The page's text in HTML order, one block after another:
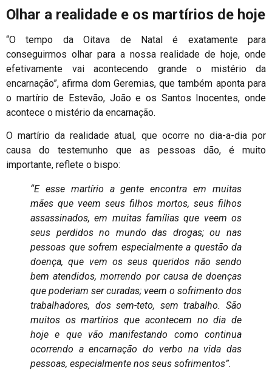
Olhar a realidade e os martírios de hoje
“O tempo da Oitava de Natal é exatamente para
conseguirmos olhar para a nossa realidade de hoje, onde
efetivamente vai acontecendo grande o mistério da
encarnação”, afirma dom Geremias, que também aponta para
o martírio de Estevão, João e os Santos Inocentes, onde
acontece o mistério da encarnação.
O martírio da realidade atual, que ocorre no dia-a-dia por
causa do testemunho que as pessoas dão, é muito
importante, reflete o bispo:
“E esse martírio a gente encontra em muitas
mães que veem seus filhos mortos, seus filhos
assassinados, em muitas famílias que veem os
seus perdidos no mundo das drogas; ou nas
pessoas que sofrem especialmente a questão da
doença, que vem os seus queridos não sendo
bem atendidos, morrendo por causa de doenças
que poderiam ser curadas; veem o sofrimento dos
trabalhadores, dos sem-teto, sem trabalho. São
muitos os martírios que acontecem no dia de
hoje e que vão manifestando como continua
ocorrendo a encarnação do verbo na vida das
pessoas, especialmente nos seus sofrimentos”.